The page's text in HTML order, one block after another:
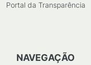
Portal da Transparência
NAVEGAÇÃO